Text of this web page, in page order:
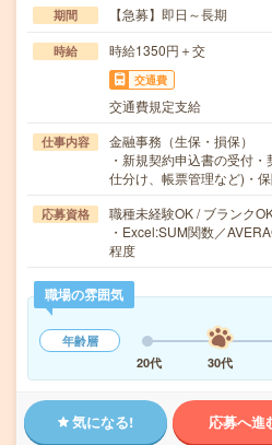
期間 【急募】即日～長期
時給 時給1350円＋交
交通費
交通費規定支給
仕事内容
金融事務（生保・損保）
・新規契約申込書の受付
仕分け、帳票管理など)・
応募資格
職種未経験OK / ブランク
・Excel:SUM関数／
程度
職場の雰囲気
年齢層
20代
30代
気になる! 応募へ進